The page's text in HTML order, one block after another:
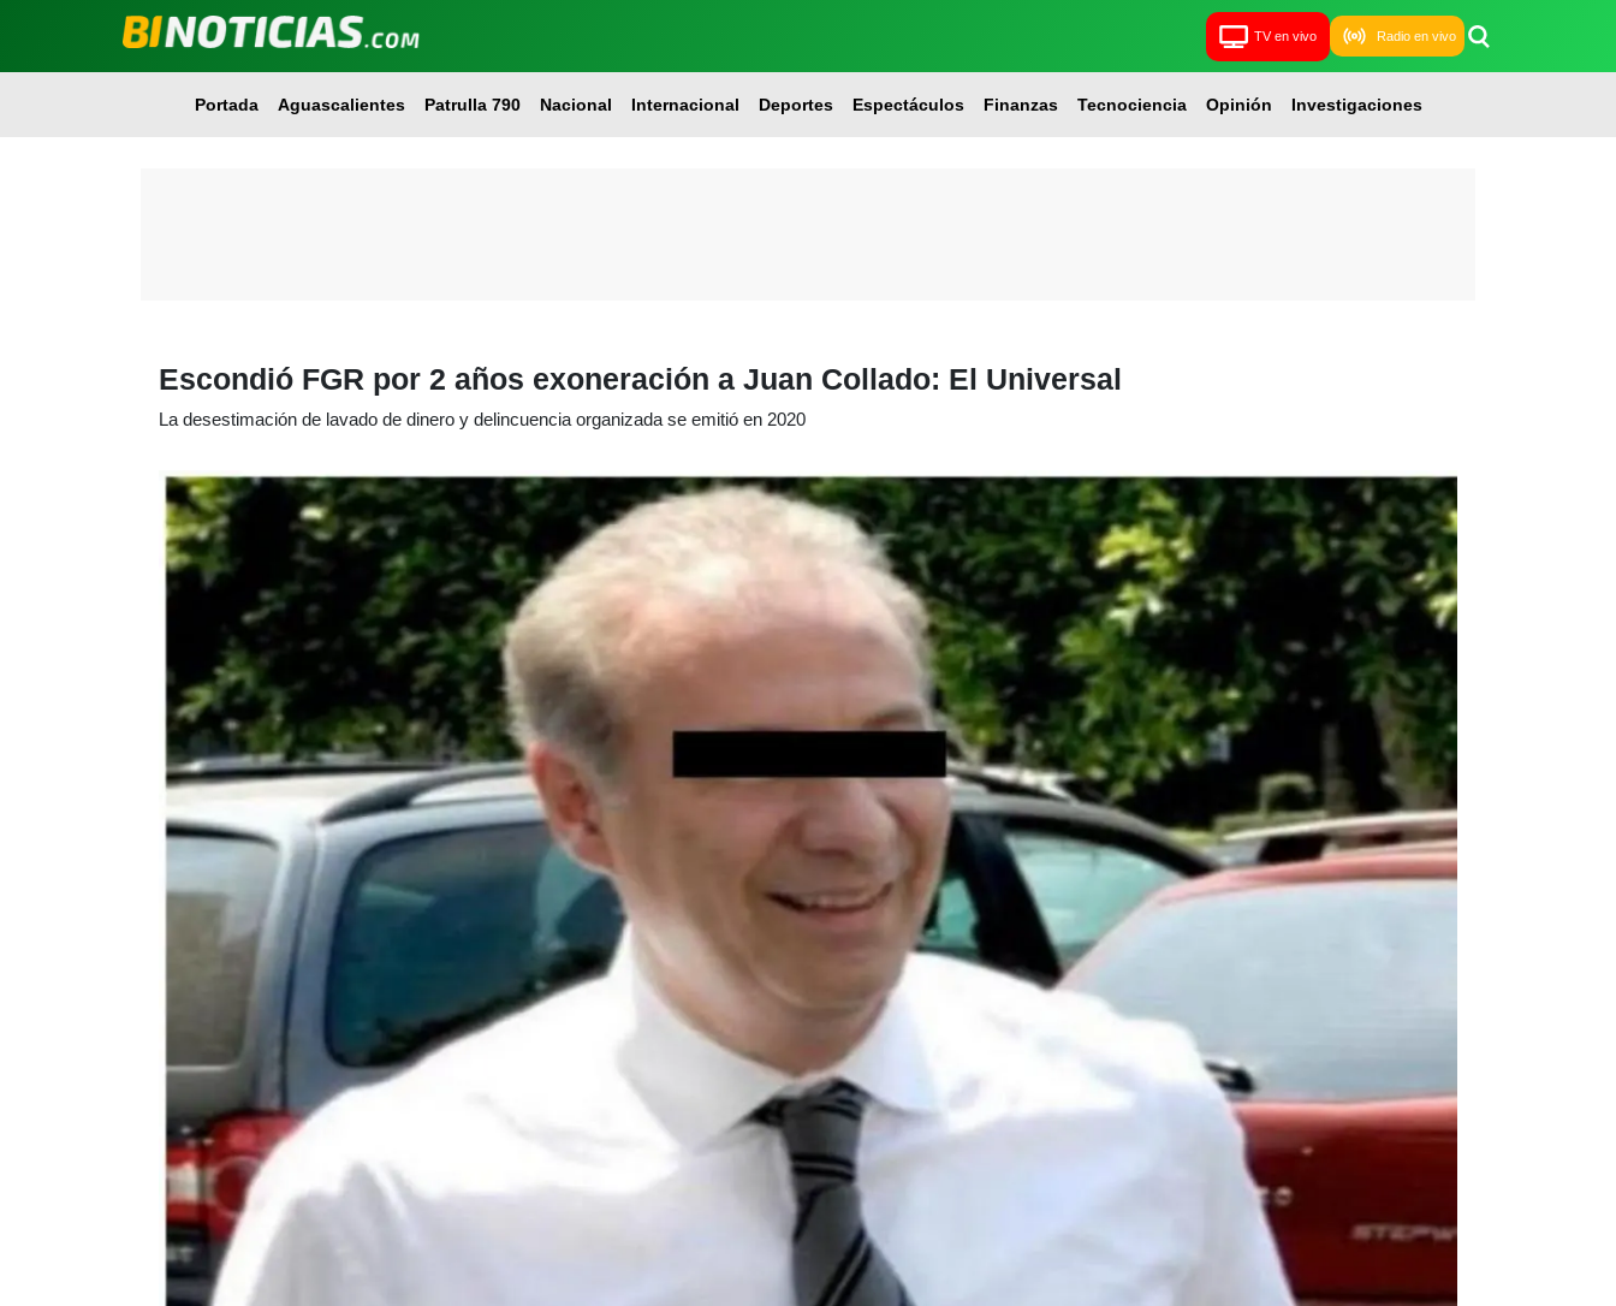
TV en vivo Radio en vivo
Portada Aguascalientes Patrulla 790 Nacional Internacional Deportes Espectáculos Finanzas Tecnociencia Opinión Investigaciones
Escondió FGR por 2 años exoneración a Juan Collado: El Universal
La desestimación de lavado de dinero y delincuencia organizada se emitió en 2020